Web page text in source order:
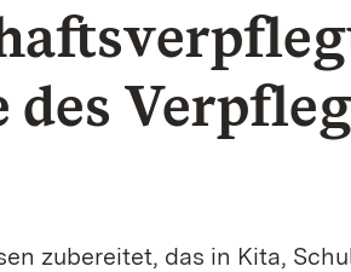
des
zubereitet, das in Kita,